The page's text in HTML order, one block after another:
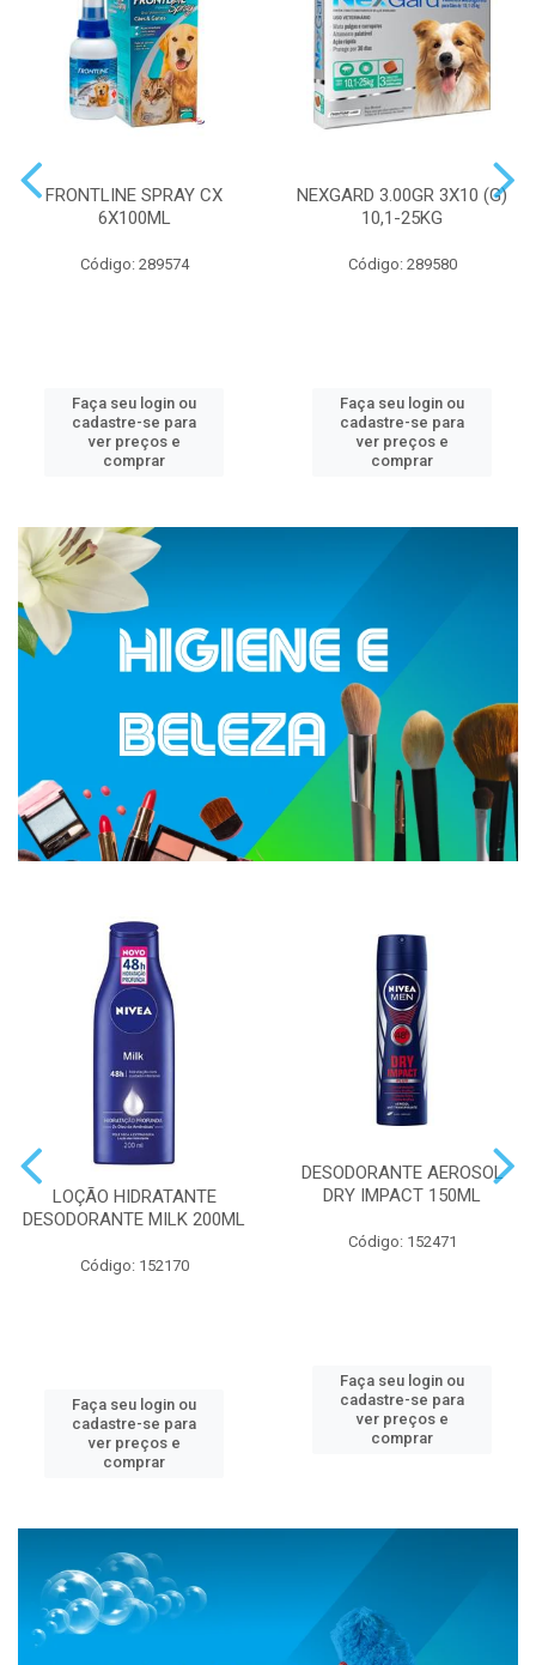
FRONTLINE SPRAY CX
6X100ML
Código: 289574
Faça seu login ou
cadastre-se para
ver preços e
comprar
NEXGARD 3.00GR 3X10 (G)
10,1-25KG
Código: 289580
Faça seu login ou
cadastre-se para
ver preços e
comprar
LOÇÃO HIDRATANTE
DESODORANTE MILK 200ML
Código: 152170
Faça seu login ou
cadastre-se para
ver preços e
comprar
DESODORANTE AEROSOL
DRY IMPACT 150ML
Código: 152471
Faça seu login ou
cadastre-se para
ver preços e
comprar